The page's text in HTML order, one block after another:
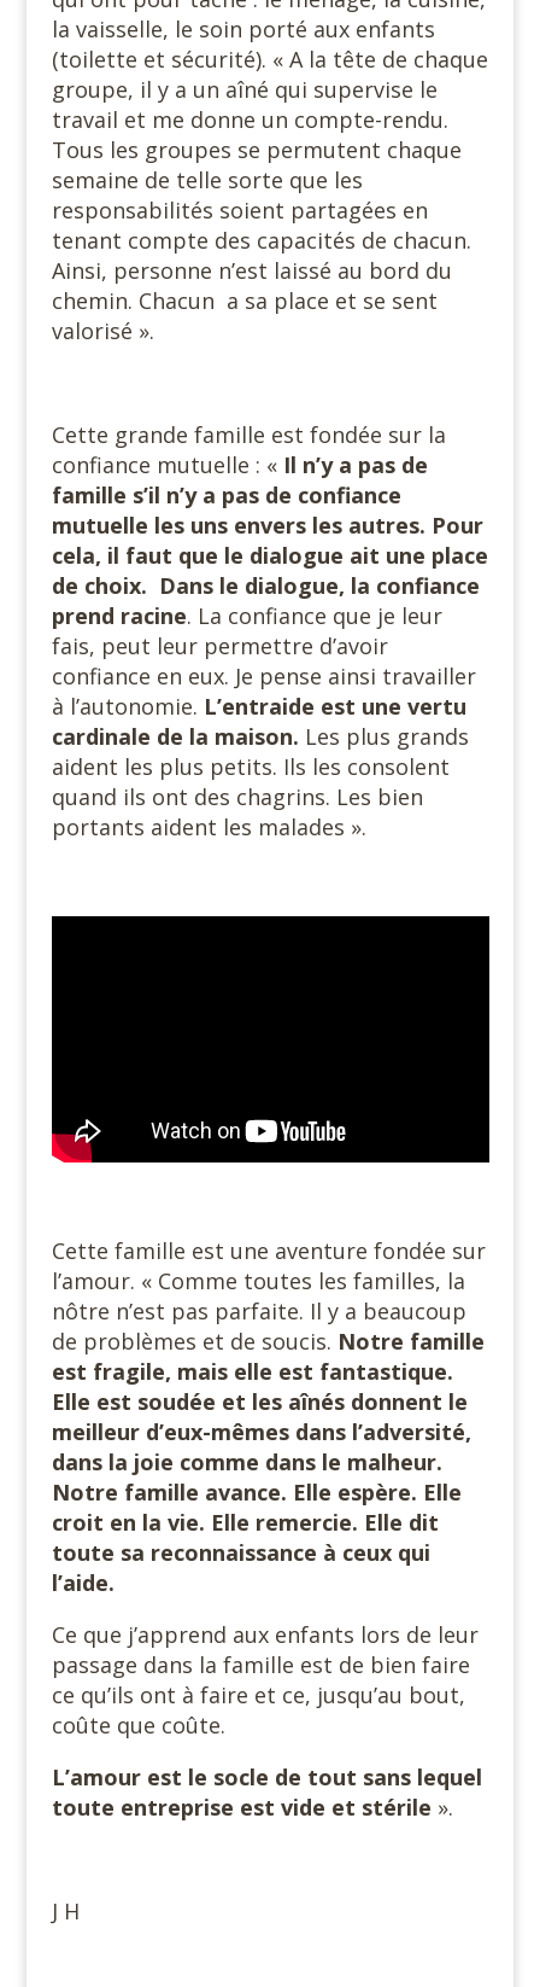
la vaisselle, le soin porté aux enfants
(toilette et sécurité). « A la tête de chaque
groupe, il y a un aîné qui supervise le
travail et me donne un compte-rendu.
Tous les groupes se permutent chaque
semaine de telle sorte que les
responsabilités soient partagées en
tenant compte des capacités de chacun.
Ainsi, personne n’est laissé au bord du
chemin. Chacun a sa place et se sent
valorisé ».
Cette grande famille est fondée sur la
confiance mutuelle : « Il n’y a pas de
famille s’il n’y a pas de confiance
mutuelle les uns envers les autres. Pour
cela, il faut que le dialogue ait une place
de choix. Dans le dialogue, la confiance
prend racine. La confiance que je leur
fais, peut leur permettre d’avoir
confiance en eux. Je pense ainsi travailler
à l’autonomie. L’entraide est une vertu
cardinale de la maison. Les plus grands
aident les plus petits. Ils les consolent
quand ils ont des chagrins. Les bien
portants aident les malades ».
Cette famille est une aventure fondée sur
l’amour. « Comme toutes les familles, la
nôtre n’est pas parfaite. Il y a beaucoup
de problèmes et de soucis. Notre famille
est fragile, mais elle est fantastique.
Elle est soudée et les aînés donnent le
meilleur d’eux-mêmes dans l’adversité,
dans la joie comme dans le malheur.
Notre famille avance. Elle espère. Elle
croit en la vie. Elle remercie. Elle dit
toute sa reconnaissance à ceux qui
l’aide.
Ce que j’apprend aux enfants lors de leur
passage dans la famille est de bien faire
ce qu’ils ont à faire et ce, jusqu’au bout,
coûte que coûte.
L’amour est le socle de tout sans lequel
toute entreprise est vide et stérile ».
J H